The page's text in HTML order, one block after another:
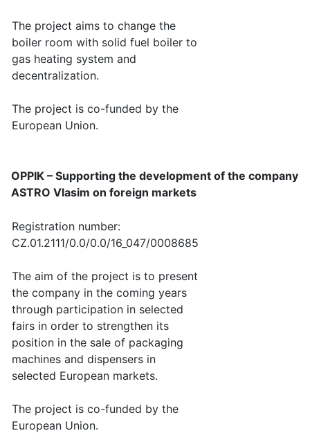
The project aims to change the
boiler room with solid fuel boiler to
gas heating system and
decentralization.
The project is co-funded by the
European Union.
OPPIK – Supporting the development of the company
ASTRO Vlasim on foreign markets
Registration number:
CZ.01.2111/0.0/0.0/16_047/0008685
The aim of the project is to present
the company in the coming years
through participation in selected
fairs in order to strengthen its
position in the sale of packaging
machines and dispensers in
selected European markets.
The project is co-funded by the
European Union.